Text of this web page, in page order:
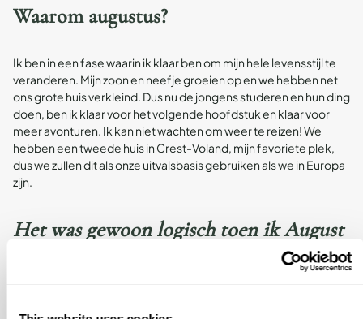
Waarom augustus?
Ik ben in een fase waarin ik klaar ben om mijn hele levensstijl te
veranderen. Mijn zoon en neefje groeien op en we hebben net
ons grote huis verkleind. Dus nu de jongens studeren en hun ding
doen, ben ik klaar voor het volgende hoofdstuk en klaar voor
meer avonturen. Ik kan niet wachten om weer te reizen! We
hebben een tweede huis in Crest-Voland, mijn favoriete plek,
dus we zullen dit als onze uitvalsbasis gebruiken als we in Europa
zijn.
Het was gewoon logisch toen ik August
tegenkwam! Iemand anders zorgt voor
het gedoe en onderhoud van de huizen,